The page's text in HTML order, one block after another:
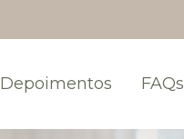
Depoimentos FAQs